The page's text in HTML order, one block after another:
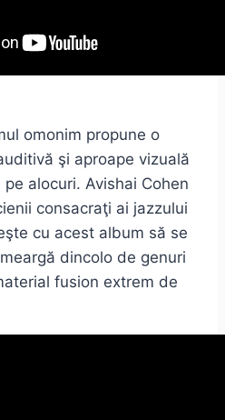
omonim propune o
şi aproape vizuală
alocuri. Avishai Cohen
consacraţi ai jazzului
cu acest album să se
dincolo de genuri
fusion extrem de